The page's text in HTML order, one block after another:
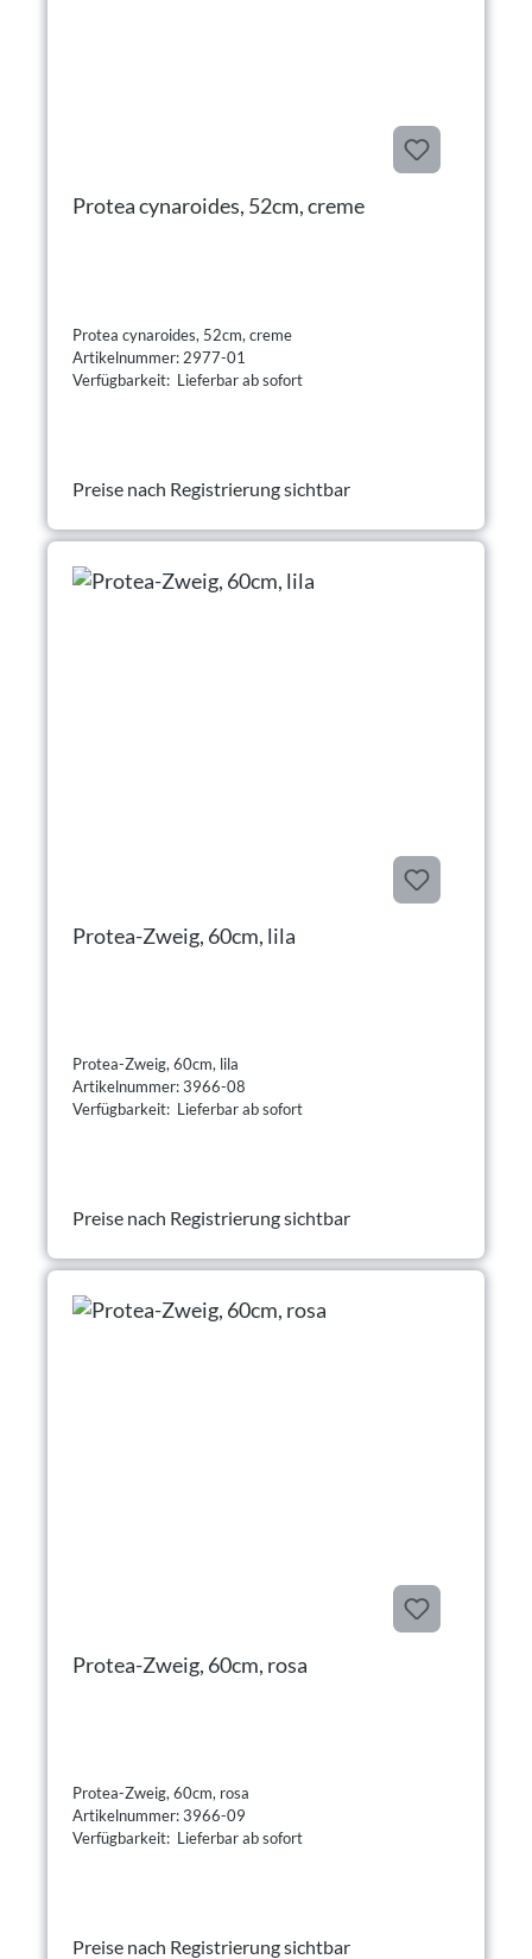
Protea cynaroides, 52cm, creme
Protea cynaroides, 52cm, creme
Artikelnummer: 2977-01
Verfügbarkeit: Lieferbar ab sofort
Preise nach Registrierung sichtbar
Protea-Zweig, 60cm, lila
Protea-Zweig, 60cm, lila
Artikelnummer: 3966-08
Verfügbarkeit: Lieferbar ab sofort
Preise nach Registrierung sichtbar
Protea-Zweig, 60cm, rosa
Protea-Zweig, 60cm, rosa
Artikelnummer: 3966-09
Verfügbarkeit: Lieferbar ab sofort
Preise nach Registrierung sichtbar